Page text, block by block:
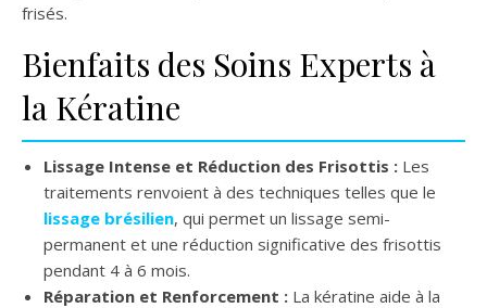
frisés.
Bienfaits des Soins Experts à
la Kératine
Lissage Intense et Réduction des Frisottis : Les
traitements renvoient à des techniques telles que le
lissage brésilien, qui permet un lissage semi-
permanent et une réduction significative des frisottis
pendant 4 à 6 mois.
Réparation et Renforcement : La kératine aide à la